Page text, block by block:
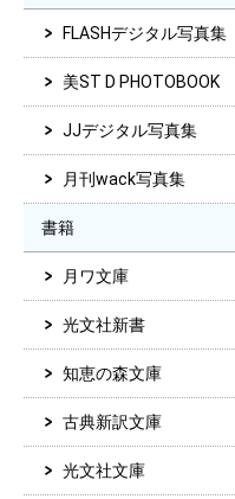
FLASHデジタル写真集
美ST D PHOTOBOOK
JJデジタル写真集
月刊wack写真集
書籍
月ワ文庫
光文社新書
知恵の森文庫
古典新訳文庫
光文社文庫